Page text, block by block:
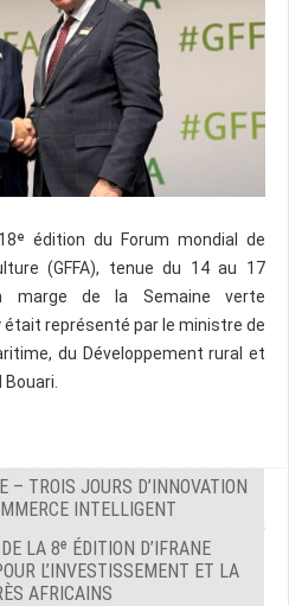
édition du Forum mondial de
(GFFA), tenue du 14 au 17
marge de la Semaine verte
était représenté par le ministre de
du Développement rural et
– TROIS JOURS D’INNOVATION
INTELLIGENT
LA 8ᵉ ÉDITION D’IFRANE
L’INVESTISSEMENT ET LA
AFRICAINS